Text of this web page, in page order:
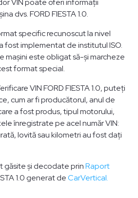
VIN poate oferi informații
dvs. FORD FIESTA 1.0.
specific recunoscut la nivel
fost implementat de institutul ISO.
mașini este obligat să-și marcheze
format special.
VIN FORD FIESTA 1.0, puteți
cum ar fi producătorul, anul de
a fost produs, tipul motorului,
înregistrate pe acel număr VIN:
lovită sau kilometri au fost dați
găsite și decodate prinRaport
1.0 generat deCarVertical.